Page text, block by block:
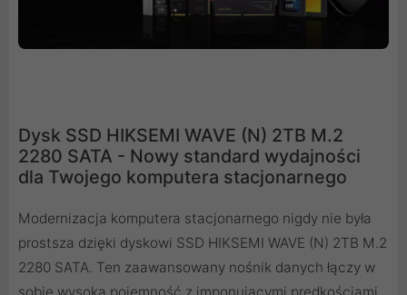
Dysk SSD HIKSEMI WAVE (N) 2TB M.2
2280 SATA - Nowy standard wydajności
dla Twojego komputera stacjonarnego
Modernizacja komputera stacjonarnego nigdy nie była
prostsza dzięki dyskowi SSD HIKSEMI WAVE (N) 2TB M.2
2280 SATA. Ten zaawansowany nośnik danych łączy w
sobie wysoką pojemność z imponującymi prędkościami